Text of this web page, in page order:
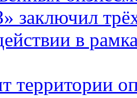
заключил
в
территории